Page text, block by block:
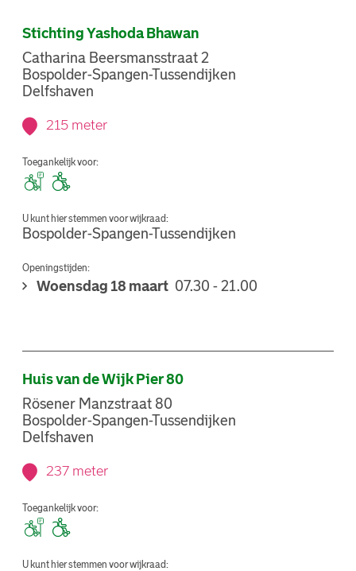
Stichting Yashoda Bhawan
Catharina Beersmansstraat 2
Bospolder-Spangen-Tussendijken
Delfshaven
215 meter
Toegankelijk voor:
U kunt hier stemmen voor wijkraad:
Bospolder-Spangen-Tussendijken
Openingstijden:
Woensdag 18 maart 07.30 - 21.00
Huis van de Wijk Pier 80
Rösener Manzstraat 80
Bospolder-Spangen-Tussendijken
Delfshaven
237 meter
Toegankelijk voor:
U kunt hier stemmen voor wijkraad: